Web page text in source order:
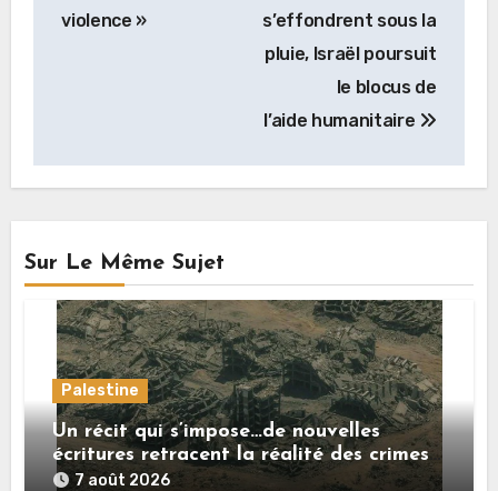
l’article
violence »
s’effondrent sous la
pluie, Israël poursuit
le blocus de
l’aide humanitaire
Sur Le Même Sujet
Palestine
Un récit qui s’impose…de nouvelles
écritures retracent la réalité des crimes
sionistes à Gaza
7 août 2026